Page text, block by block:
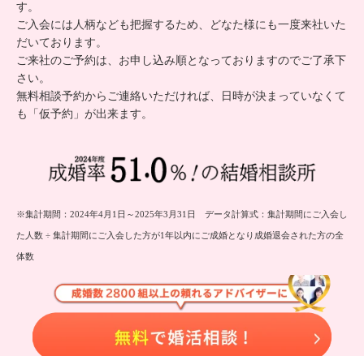
す。
ご入会には人柄なども把握するため、どなた様にも一度来社いた
だいております。
ご来社のご予約は、お申し込み順となっておりますのでご了承下
さい。
無料相談予約からご連絡いただければ、日時が決まっていなくて
も「仮予約」が出来ます。
※集計期間：2024年4月1日～2025年3月31日 データ計算式：集計期間にご入会し
た人数 ÷ 集計期間にご入会した方が1年以内にご成婚となり成婚退会された方の全
体数